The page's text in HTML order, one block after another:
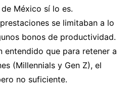
México sí lo es.
se limitaban a lo
bonos de productividad.
entendido que para retener a
(Millennials y Gen Z), el
no suficiente.